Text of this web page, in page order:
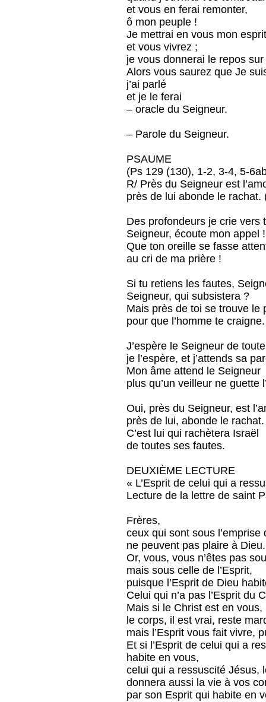
et vous en ferai remonter,
ô mon peuple !
Je mettrai en vous mon
et vous vivrez ;
je vous donnerai le repos
Alors vous saurez que Je
j’ai parlé
et je le ferai
– oracle du Seigneur.
– Parole du Seigneur.
PSAUME
(Ps 129 (130), 1-2, 3-4, 5-
R/ Près du Seigneur est
près de lui abonde le rachat.
Des profondeurs je crie vers
Seigneur, écoute mon appel !
Que ton oreille se fasse
au cri de ma prière !
Si tu retiens les fautes,
Seigneur, qui subsistera ?
Mais près de toi se trouve le
pour que l’homme te craigne.
J’espère le Seigneur de
je l’espère, et j’attends sa
Mon âme attend le Seigneur
plus qu’un veilleur ne guette
Oui, près du Seigneur, est
près de lui, abonde le rachat.
C’est lui qui rachètera Israël
de toutes ses fautes.
DEUXIÈME LECTURE
« L’Esprit de celui qui a
Lecture de la lettre de saint
Frères,
ceux qui sont sous l’emprise
ne peuvent pas plaire à Dieu.
Or, vous, vous n’êtes pas
mais sous celle de l’Esprit,
puisque l’Esprit de Dieu
Celui qui n’a pas l’Esprit du
Mais si le Christ est en vous,
le corps, il est vrai, reste
mais l’Esprit vous fait vivre,
Et si l’Esprit de celui qui a
habite en vous,
celui qui a ressuscité Jésus,
donnera aussi la vie à vos
par son Esprit qui habite en